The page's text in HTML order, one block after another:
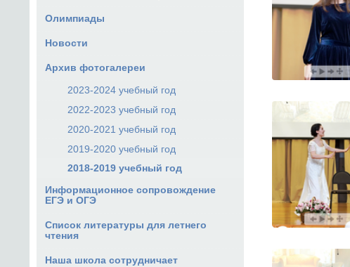
Олимпиады
Новости
Архив фотогалереи
2023-2024 учебный год
2022-2023 учебный год
2020-2021 учебный год
2019-2020 учебный год
2018-2019 учебный год
Информационное сопровождение
ЕГЭ и ОГЭ
Список литературы для летнего
чтения
Наша школа сотрудничает